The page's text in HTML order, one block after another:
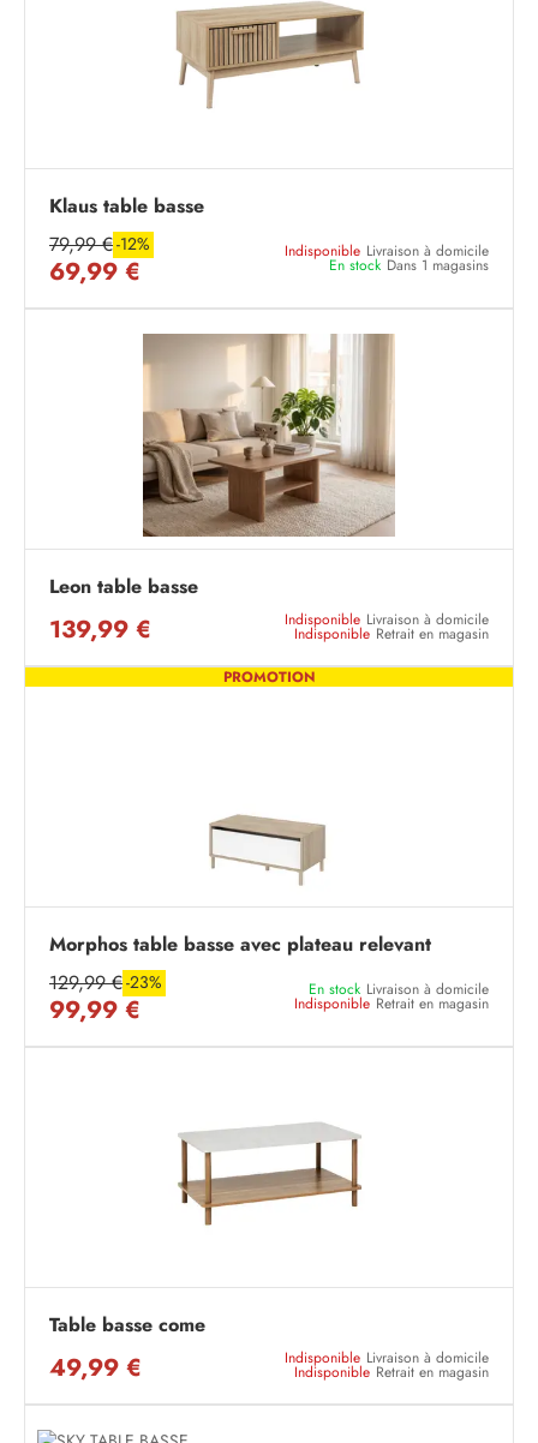
Klaus table basse
79,99 €-12%
69,99 €
Indisponible Livraison à domicile
En stock Dans 1 magasins
Leon table basse
139,99 € Indisponible Livraison à domicile
Indisponible Retrait en magasin
PROMOTION
Morphos table basse avec plateau relevant
129,99 €-23%
99,99 €
En stock Livraison à domicile
Indisponible Retrait en magasin
Table basse come
49,99 € Indisponible Livraison à domicile
Indisponible Retrait en magasin